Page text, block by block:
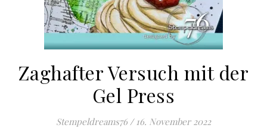
Zaghafter Versuch mit der
Gel Press
Stempeldreams76 / 16. November 2022